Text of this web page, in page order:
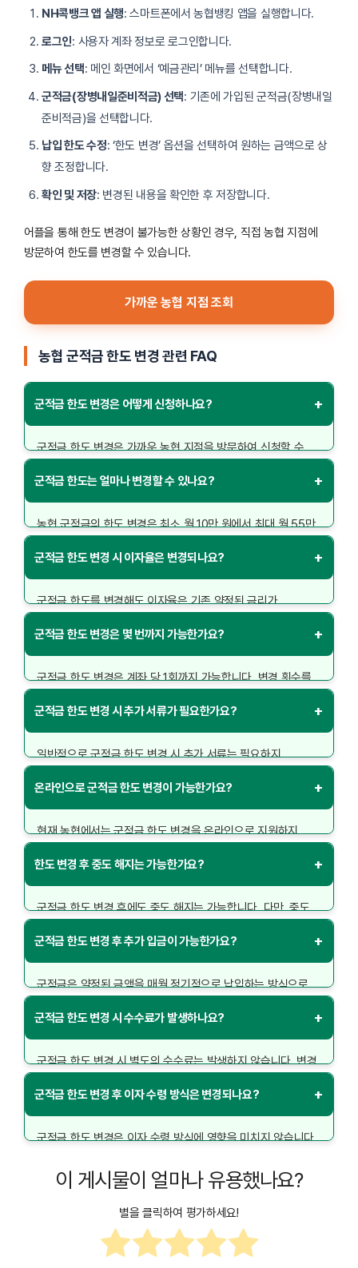
NH콕뱅크 앱 실행: 스마트폰에서 농협뱅킹 앱을 실행합니다.
로그인: 사용자 계좌 정보로 로그인합니다.
메뉴 선택: 메인 화면에서 ‘예금관리’ 메뉴를 선택합니다.
군적금(장병내일준비적금) 선택: 기존에 가입된 군적금(장병내일
준비적금)을 선택합니다.
납입 한도 수정: ‘한도 변경’ 옵션을 선택하여 원하는 금액으로 상
향 조정합니다.
확인 및 저장: 변경된 내용을 확인한 후 저장합니다.
어플을 통해 한도 변경이 불가능한 상황인 경우, 직접 농협 지점에
방문하여 한도를 변경할 수 있습니다.
가까운 농협 지점 조회
농협 군적금 한도 변경 관련 FAQ
군적금 한도 변경은 어떻게 신청하나요? +
군적금 한도 변경은 가까운 농협 지점을 방문하여 신청할 수
하며, 현재 계좌 상태와 변경을 원하는 한도에 대해 상담을 받게
됩니다. 온라인 신청은 불가능하니 직접 방문이 필수입니다.
군적금 한도는 얼마나 변경할 수 있나요? +
농협 군적금의 한도 변경은 최소 월 10만 원에서 최대 월 55만
한도를 늘리거나 줄일 때는 은행 직원과 상담 후 결정할 수
있습니다.
군적금 한도 변경 시 이자율은 변경되나요? +
군적금 한도를 변경해도 이자율은 기존 약정된 금리가
때문에 최종 수령액이 달라질 수 있습니다. 정확한 금리는
지점에서 확인할 수 있습니다.
군적금 한도 변경은 몇 번까지 가능한가요? +
군적금 한도 변경은 계좌 당 1회까지 가능합니다. 변경 횟수를
변경 신청을 해야 합니다.
군적금 한도 변경 시 추가 서류가 필요한가요? +
일반적으로 군적금 한도 변경 시 추가 서류는 필요하지
은행에서 별도로 안내합니다. 기본적으로 신분증만 지참하면
변경 신청이 가능합니다.
온라인으로 군적금 한도 변경이 가능한가요? +
현재 농협에서는 군적금 한도 변경을 온라인으로 지원하지
직원과 직접 상담을 통해 변경이 이루어집니다.
한도 변경 후 중도 해지는 가능한가요? +
군적금 한도 변경 후에도 중도 해지는 가능합니다. 다만, 중도
적용되므로 손해를 볼 수 있으니 신중하게 결정해야 합니다.
군적금 한도 변경 후 추가 입금이 가능한가요? +
군적금은 약정된 금액을 매월 정기적으로 납입하는 방식으로
납입액은 변경된 한도 내에서만 가능합니다.
군적금 한도 변경 시 수수료가 발생하나요? +
군적금 한도 변경 시 별도의 수수료는 발생하지 않습니다. 변경
방문해야 합니다.
군적금 한도 변경 후 이자 수령 방식은 변경되나요? +
군적금 한도 변경은 이자 수령 방식에 영향을 미치지 않습니다.
경우 별도로 은행에 요청해야 합니다.
이 게시물이 얼마나 유용했나요?
별을 클릭하여 평가하세요!